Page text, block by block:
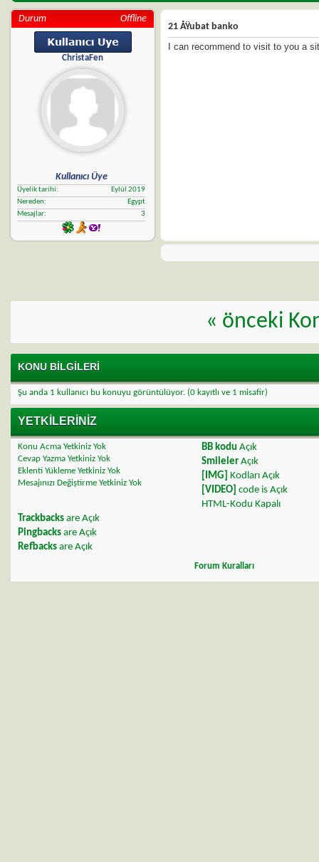
Durum Offline
ChristaFen
Kullanıcı Üye
Üyelik tarihi
Eylül 2019
Nereden
Egypt
Mesajlar
3
21 ÅŸubat banko
I can recommend to visit to you a
« önceki
KONU BILGILERI
Şu anda 1 kullanıcı bu konuyu görüntülüyor. (0 kayıtlı ve 1 misafir)
YETKILERINIZ
Konu Acma Yetkiniz Yok
Cevap Yazma Yetkiniz Yok
Eklenti Yükleme Yetkiniz Yok
Mesajınızı Değiştirme Yetkiniz Yok
BB kodu Açık
Smileler Açık
[IMG] Kodları Açık
[VIDEO] code is Açık
HTML-Kodu Kapalı
Trackbacks are Açık
Pingbacks are Açık
Refbacks are Açık
Forum Kuralları